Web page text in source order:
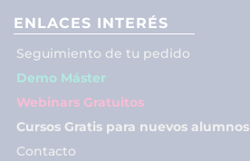
ENLACES INTERÉS
Seguimiento de tu pedido
Demo Máster
Webinars Gratuitos
Cursos Gratis para nuevos alumnos
Contacto